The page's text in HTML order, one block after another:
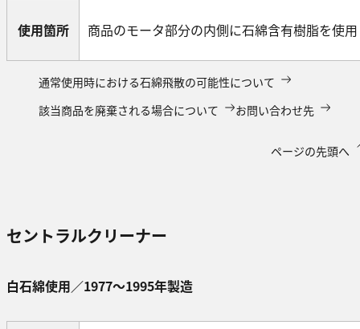
使用箇所 商品のモータ部分の内側に石綿含有樹脂を使用
通常使用時における石綿飛散の可能性について
該当商品を廃棄される場合について
お問い合わせ先
ページの先頭へ
セントラルクリーナー
白石綿使用／1977～1995年製造